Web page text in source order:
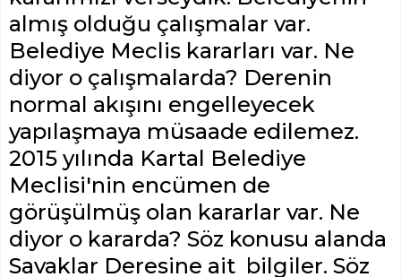
almış olduğu çalışmalar var.
Belediye Meclis kararları var. Ne
diyor o çalışmalarda? Derenin
normal akışını engelleyecek
yapılaşmaya müsaade edilemez.
2015 yılında Kartal Belediye
Meclisi'nin encümen de
görüşülmüş olan kararlar var. Ne
diyor o kararda? Söz konusu alanda
Savaklar Deresine ait bilgiler. Söz